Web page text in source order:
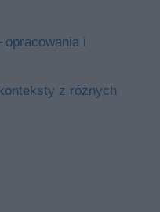
opracowania i
z różnych